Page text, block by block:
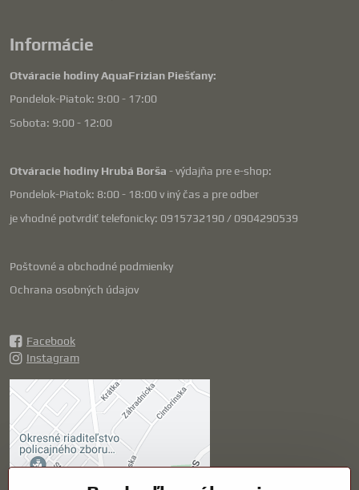
Informácie
Otváracie hodiny AquaFrizian Piešťany:
Pondelok-Piatok: 9:00 - 17:00
Sobota: 9:00 - 12:00
Otváracie hodiny Hrubá Borša - výdajňa pre e-shop:
Pondelok-Piatok: 8:00 - 18:00 v iný čas a pre odber
je vhodné potvrdiť telefonicky: 0915732190 / 0904290539
Poštovné a obchodné podmienky
Ochrana osobných údajov
Facebook
Instagram
Externý obsah je
blokovaný Voľbami
súkromia
Prajete si načítať externý obsah?